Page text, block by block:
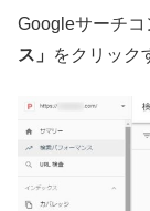
Googleサーチコ
ス」
をクリック